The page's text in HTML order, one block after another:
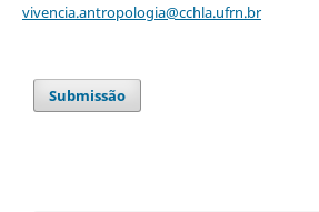
vivencia.antropologia@cchla.ufrn.br
Submissão